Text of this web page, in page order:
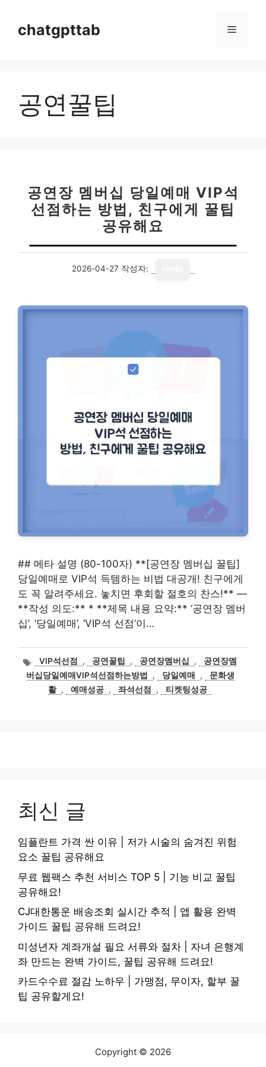
chatgpttab 메
공연꿀팁
공연장 멤버십 당일예매 VIP석
선점하는 방법, 친구에게 꿀팁
공유해요
2026-04-27 작성자:
## 메타 설명 (80-100자) **[공연장 멤버십 꿀팁]
당일예매로 VIP석 득템하는 비법 대공개! 친구에게
도 꼭 알려주세요. 놓치면 후회할 절호의 찬스!** —
**작성 의도:** * **제목 내용 요약:** ‘공연장 멤버
십’, ‘당일예매’, ‘VIP석 선점’이…
태
그
VIP석선점 , 공연꿀팁 , 공연장멤버십 ,
공연장멤
버십당일예매VIP석선점하는방법
, 당일예매 ,
문화생
활 , 예매성공 , 좌석선점 , 티켓팅성공
최신 글
임플란트 가격 싼 이유 | 저가 시술의 숨겨진 위험
요소 꿀팁 공유해요
무료 웹팩스 추천 서비스 TOP 5 | 기능 비교 꿀팁
공유해요!
CJ대한통운 배송조회 실시간 추적 | 앱 활용 완벽
가이드 꿀팁 공유해 드려요!
미성년자 계좌개설 필요 서류와 절차 | 자녀 은행계
좌 만드는 완벽 가이드, 꿀팁 공유해 드려요!
카드수수료 절감 노하우 | 가맹점, 무이자, 할부 꿀
팁 공유할게요!
Copyright © 2026